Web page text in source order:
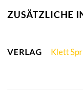
ZUSÄTZLICHE
VERLAG Klett